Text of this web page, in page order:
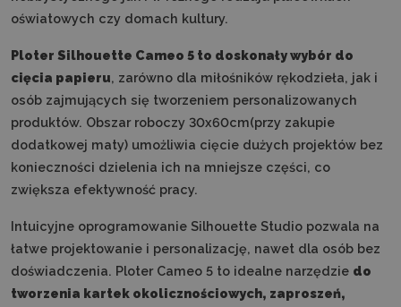
oświatowych czy domach kultury.
Ploter Silhouette Cameo 5 to doskonały wybór do
cięcia papieru, zarówno dla miłośników rękodzieła, jak i
osób zajmujących się tworzeniem personalizowanych
produktów. Obszar roboczy 30x60cm(przy zakupie
dodatkowej maty) umożliwia cięcie dużych projektów bez
konieczności dzielenia ich na mniejsze części, co
zwiększa efektywność pracy.
Intuicyjne oprogramowanie Silhouette Studio pozwala na
łatwe projektowanie i personalizację, nawet dla osób bez
doświadczenia. Ploter Cameo 5 to idealne narzędzie do
tworzenia kartek okolicznościowych, zaproszeń,